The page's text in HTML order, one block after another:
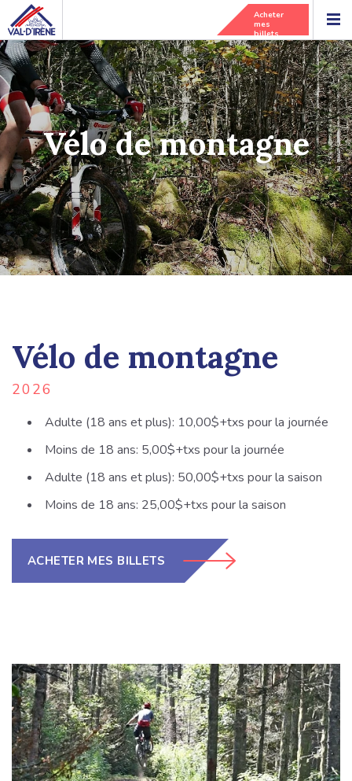
Acheter
mes
billets
Vélo de montagne
Vélo de montagne
2026
Adulte (18 ans et plus): 10,00$+txs pour la journée
Moins de 18 ans: 5,00$+txs pour la journée
Adulte (18 ans et plus): 50,00$+txs pour la saison
Moins de 18 ans: 25,00$+txs pour la saison
ACHETER MES BILLETS